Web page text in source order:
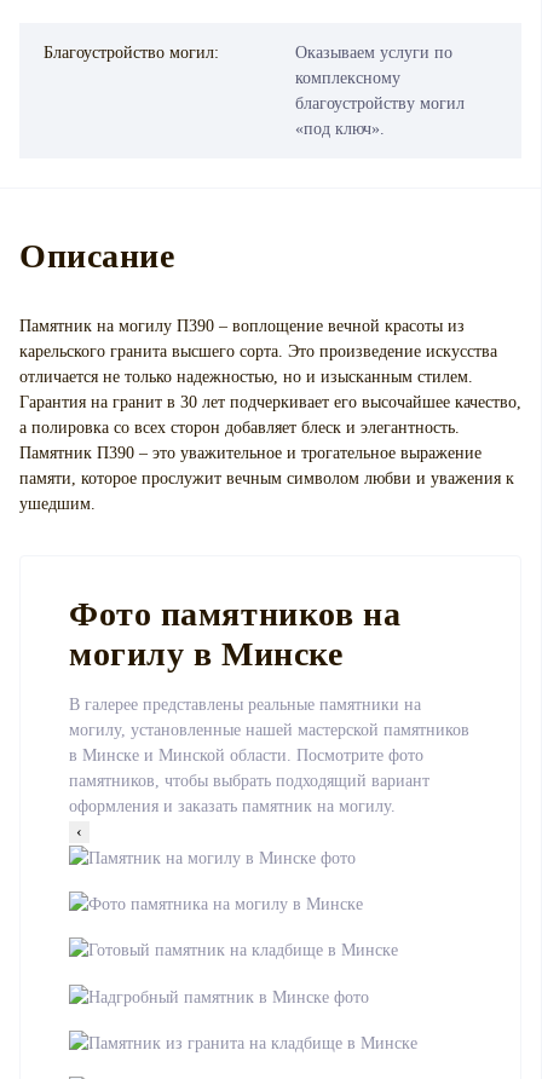
Благоустройство могил:
Оказываем услуги по
комплексному
благоустройству могил
«под ключ».
Описание
Памятник на могилу П390 – воплощение вечной красоты из
карельского гранита высшего сорта. Это произведение искусства
отличается не только надежностью, но и изысканным стилем.
Гарантия на гранит в 30 лет подчеркивает его высочайшее качество,
а полировка со всех сторон добавляет блеск и элегантность.
Памятник П390 – это уважительное и трогательное выражение
памяти, которое прослужит вечным символом любви и уважения к
ушедшим.
Фото памятников на
могилу в Минске
В галерее представлены реальные памятники на
могилу, установленные нашей мастерской памятников
в Минске и Минской области. Посмотрите фото
памятников, чтобы выбрать подходящий вариант
оформления и заказать памятник на могилу.
‹